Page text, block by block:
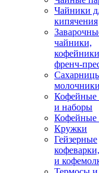
Чайники
кипячения
чайники,
френч-
молочники
Кофейные
и наборы
Кофейные
Кружки
Гейзерные
и